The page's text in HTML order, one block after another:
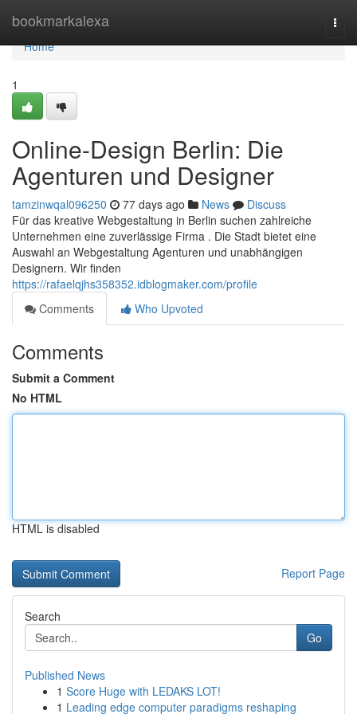
bookmarkalexa
Home
Home
1
Online-Design Berlin: Die
Agenturen und Designer
tamzinwqal096250 77 days ago News
Discuss
Für das kreative Webgestaltung in Berlin suchen zahlreiche
Unternehmen eine zuverlässige Firma . Die Stadt bietet eine
Auswahl an Webgestaltung Agenturen und unabhängigen
Designern. Wir finden
https://rafaelqjhs358352.idblogmaker.com/profile
Comments
Who Upvoted
Comments
Submit a Comment
No HTML
HTML is disabled
Report Page
Search
Go
Published News
1 Score Huge with LEDAKS LOT!
1 Leading edge computer paradigms reshaping